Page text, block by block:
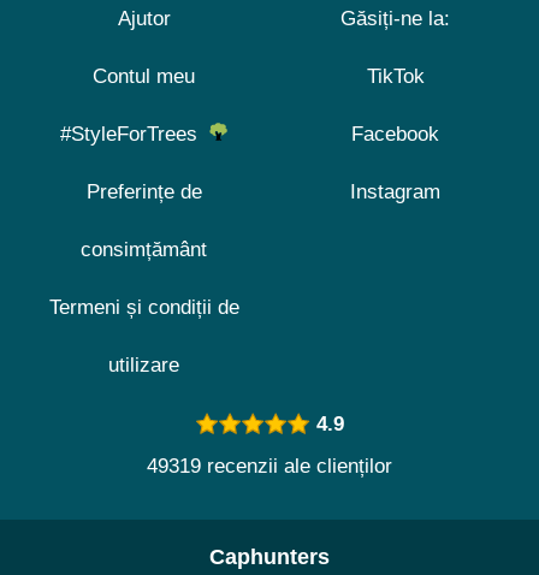
Ajutor
Contul meu
#StyleForTrees
Preferințe de
consimțământ
Termeni și condiții de
utilizare
Găsiți-ne la:
TikTok
Facebook
Instagram
4.9
49319 recenzii ale clienților
Caphunters